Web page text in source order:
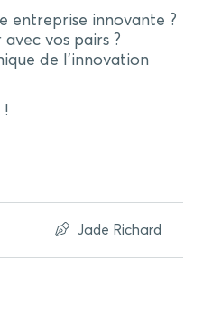
entreprise innovante ?
vos pairs ?
de l’innovation
!
Jade Richard